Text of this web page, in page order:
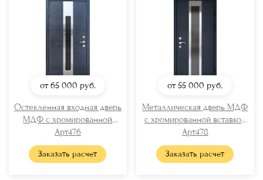
от 65 000 руб.
Остекленная входная дверь
МДФ с хромированной
вставкой
Арт476
Заказать расчет
от 55 000 руб.
Металлическая дверь МДФ
с хромированной вставкой
и стеклом
Арт478
Заказать расчет